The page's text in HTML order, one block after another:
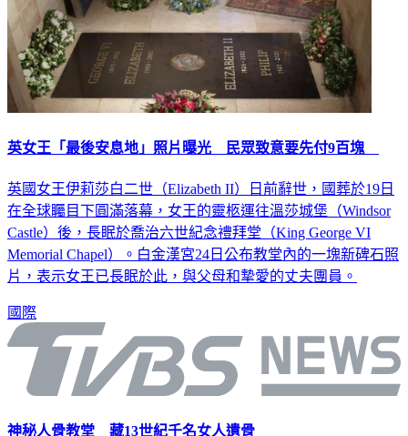
英女王「最後安息地」照片曝光 民眾致意要先付9百塊
英國女王伊莉莎白二世（Elizabeth II）日前辭世，國葬於19日
在全球矚目下圓滿落幕，女王的靈柩運往溫莎城堡（Windsor
Castle）後，長眠於喬治六世紀念禮拜堂（King George VI
Memorial Chapel）。白金漢宮24日公布教堂內的一塊新碑石照
片，表示女王已長眠於此，與父母和摯愛的丈夫團員。
國際
神秘人骨教堂 藏13世紀千名女人遺骨